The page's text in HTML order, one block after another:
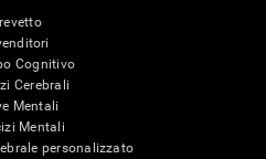
Cognitivo
Cerebrali
Mentali
Mentali
personalizzato